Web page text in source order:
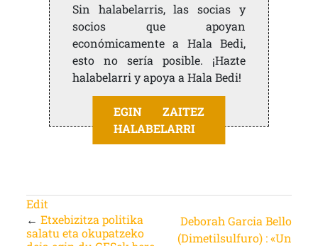
Sin halabelarris, las socias y
socios que apoyan
económicamente a Hala Bedi,
esto no sería posible. ¡Hazte
halabelarri y apoya a Hala Bedi!
EGIN ZAITEZ
HALABELARRI
Edit
← Etxebizitza politika
salatu eta okupatzeko
Deborah Garcia Bello
(Dimetilsulfuro) : «Un